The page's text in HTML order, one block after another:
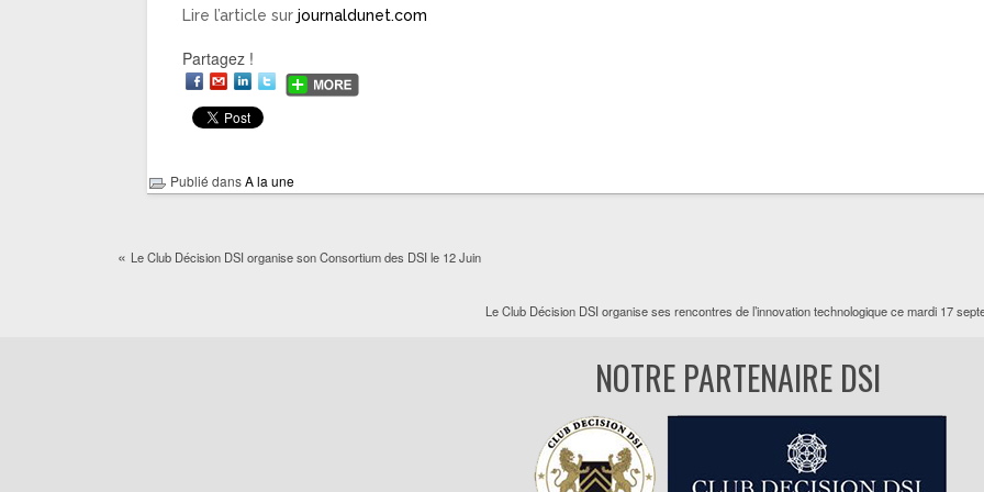
Lire l’article sur journaldunet.com
Partagez !
Publié dansA la une
« Le Club Décision DSI organise son Consortium des DSI le 12 Juin
Le Club Décision DSI organise ses rencontres de l’innovation technologique ce mardi 17
NOTRE PARTENAIRE DSI